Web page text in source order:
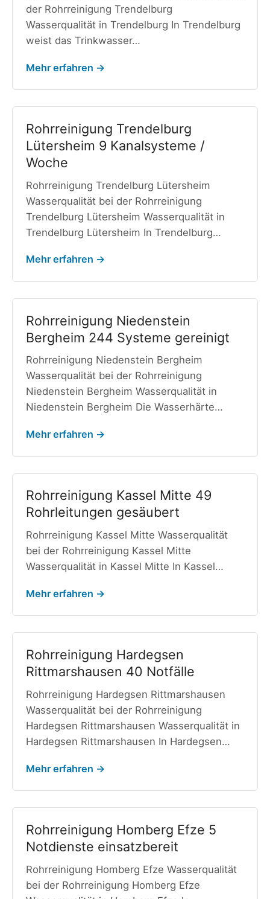
der Rohrreinigung Trendelburg
Wasserqualität in Trendelburg In Trendelburg
weist das Trinkwasser…
Mehr erfahren →
Rohrreinigung Trendelburg
Lütersheim 9 Kanalsysteme /
Woche
Rohrreinigung Trendelburg Lütersheim
Wasserqualität bei der Rohrreinigung
Trendelburg Lütersheim Wasserqualität in
Trendelburg Lütersheim In Trendelburg…
Mehr erfahren →
Rohrreinigung Niedenstein
Bergheim 244 Systeme gereinigt
Rohrreinigung Niedenstein Bergheim
Wasserqualität bei der Rohrreinigung
Niedenstein Bergheim Wasserqualität in
Niedenstein Bergheim Die Wasserhärte…
Mehr erfahren →
Rohrreinigung Kassel Mitte 49
Rohrleitungen gesäubert
Rohrreinigung Kassel Mitte Wasserqualität
bei der Rohrreinigung Kassel Mitte
Wasserqualität in Kassel Mitte In Kassel…
Mehr erfahren →
Rohrreinigung Hardegsen
Rittmarshausen 40 Notfälle
Rohrreinigung Hardegsen Rittmarshausen
Wasserqualität bei der Rohrreinigung
Hardegsen Rittmarshausen Wasserqualität in
Hardegsen Rittmarshausen In Hardegsen…
Mehr erfahren →
Rohrreinigung Homberg Efze 5
Notdienste einsatzbereit
Rohrreinigung Homberg Efze Wasserqualität
bei der Rohrreinigung Homberg Efze